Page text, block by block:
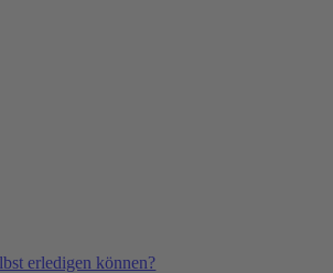
erledigen können?